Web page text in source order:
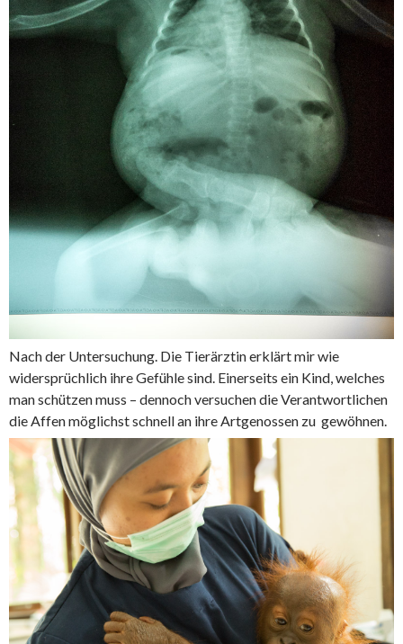
Nach der Untersuchung. Die Tierärztin erklärt mir wie
widersprüchlich ihre Gefühle sind. Einerseits ein Kind, welches
man schützen muss – dennoch versuchen die Verantwortlichen
die Affen möglichst schnell an ihre Artgenossen zu gewöhnen.